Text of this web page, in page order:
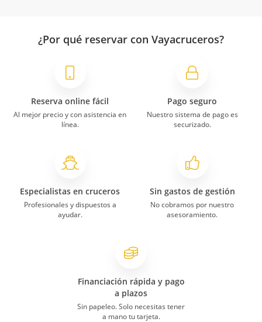
¿Por qué reservar con Vayacruceros?
Reserva online fácil
Al mejor precio y con asistencia en
línea.
Pago seguro
Nuestro sistema de pago es
securizado.
Especialistas en cruceros
Profesionales y dispuestos a
ayudar.
Sin gastos de gestión
No cobramos por nuestro
asesoramiento.
Financiación rápida y pago
a plazos
Sin papeleo. Solo necesitas tener
a mano tu tarjeta.